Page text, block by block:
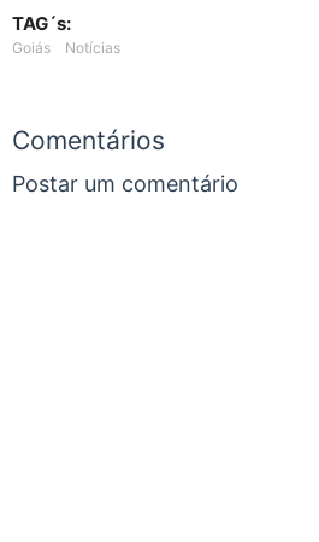
TAG´s:
Goiás Notícias
Comentários
Postar um comentário